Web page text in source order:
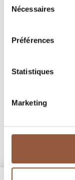
Nécessaires
Préférences
Statistiques
Marketing